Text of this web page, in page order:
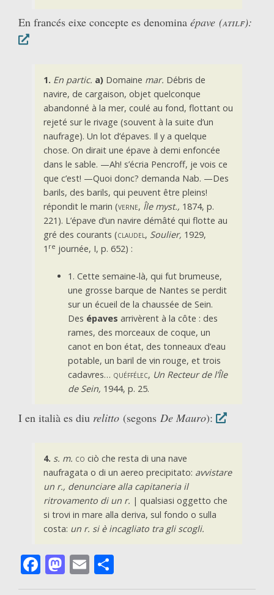
En francés eixe concepte es denomina épave (atilf):
1. En partic. a)Domaine mar. Débris de
navire, de cargaison, objet quelconque
abandonné à la mer, coulé au fond, flottant ou
rejeté sur le rivage (souvent à la suite d’un
naufrage). Un lot d’épaves. Il y a quelque
chose. On dirait une épave à demi enfoncée
dans le sable. —Ah! s’écria Pencroff, je vois ce
que c’est! —Quoi donc? demanda Nab. —Des
barils, des barils, qui peuvent être pleins!
répondit le marin (verne, Île myst., 1874, p.
221). L’épave d’un navire démâté qui flotte au
gré des courants (claudel, Soulier, 1929,
1 re journée, I, p. 652) :
1. Cette semaine-là, qui fut brumeuse,
une grosse barque de Nantes se perdit
sur un écueil de la chaussée de Sein.
Des épaves arrivèrent à la côte : des
rames, des morceaux de coque, un
canot en bon état, des tonneaux d’eau
potable, un baril de vin rouge, et trois
cadavres… quéffélec, Un Recteur de l’Île
de Sein, 1944, p. 25.
I en italià es diu relitto (segons De Mauro):
4. s. m. co ciò che resta di una nave
naufragata o di un aereo precipitato: avvistare
un r., denunciare alla capitaneria il
ritrovamento di un r. | qualsiasi oggetto che
si trovi in mare alla deriva, sul fondo o sulla
costa: un r. si è incagliato tra gli scogli.
Facebook
Mastodon
Email